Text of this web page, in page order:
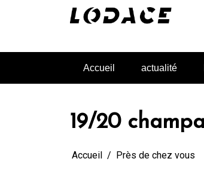
Accueil actualité
19/20
Accueil Près de chez vous